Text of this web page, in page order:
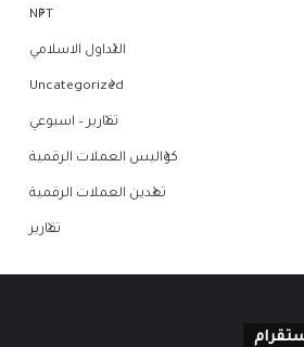
NFT
التداول الاسلامي
Uncategorized
تقارير – اسبوعي
كواليس العملات الرقمية
تعدين العملات الرقمية
تقارير